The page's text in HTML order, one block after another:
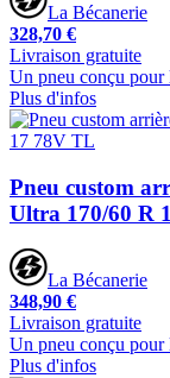
La Bécanerie
328,70 €
Livraison gratuite
Un pneu conçu
Plus d'infos
Pneu custom
Ultra 170/60 R
La Bécanerie
348,90 €
Livraison gratuite
Un pneu conçu
Plus d'infos